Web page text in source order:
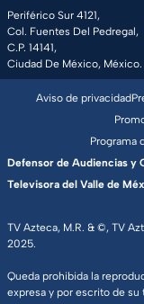
Periférico Sur 4121,
Col. Fuentes Del Pedregal,
C.P. 14141,
Ciudad De México, México.
TV Azteca, M.R. & ©, TV
2025.
Queda prohibida la
expresa y por escrito de su
Aviso de privacidad
Programa
Defensor de Audiencias y
Televisora del Valle de